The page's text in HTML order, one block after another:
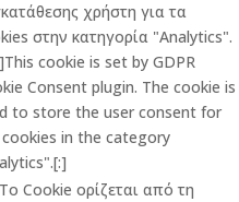
χρήστη για τα
στην κατηγορία "Analytics".
cookie is set by GDPR
Consent plugin. The cookie is
to store the user consent for
in the category
Cookie ορίζεται από τη